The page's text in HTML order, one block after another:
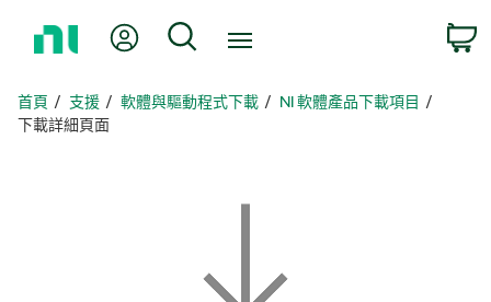
頁
我的帳號 搜尋
首頁 支援 軟體與驅動程式下載
NI 軟體產品下載項目
下載詳細頁面